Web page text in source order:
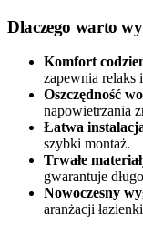
Dlaczego warto
Komfort
zapewnia relaks
Oszczędność
napowietrzania
Łatwa
szybki montaż.
Trwałe
gwarantuje
Nowoczesny
aranżacji